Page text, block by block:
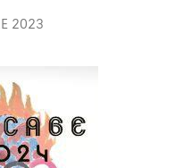
2023